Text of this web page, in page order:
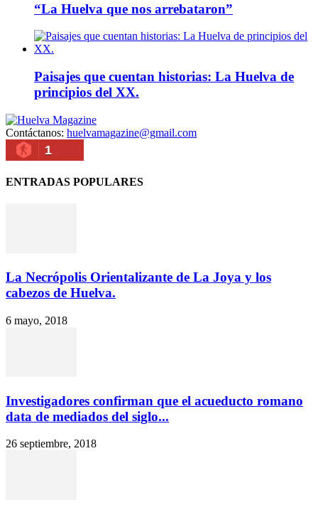
“La Huelva que nos arrebataron”
Paisajes que cuentan historias: La Huelva de
principios del XX.
Contáctanos: huelvamagazine@gmail.com
1
ENTRADAS POPULARES
La Necrópolis Orientalizante de La Joya y los
cabezos de Huelva.
6 mayo, 2018
Investigadores confirman que el acueducto romano
data de mediados del siglo...
26 septiembre, 2018